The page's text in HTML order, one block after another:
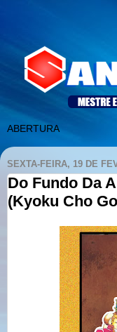
SEXTA-FEIRA, 19 DE
Do Fundo Da
(Kyoku Cho